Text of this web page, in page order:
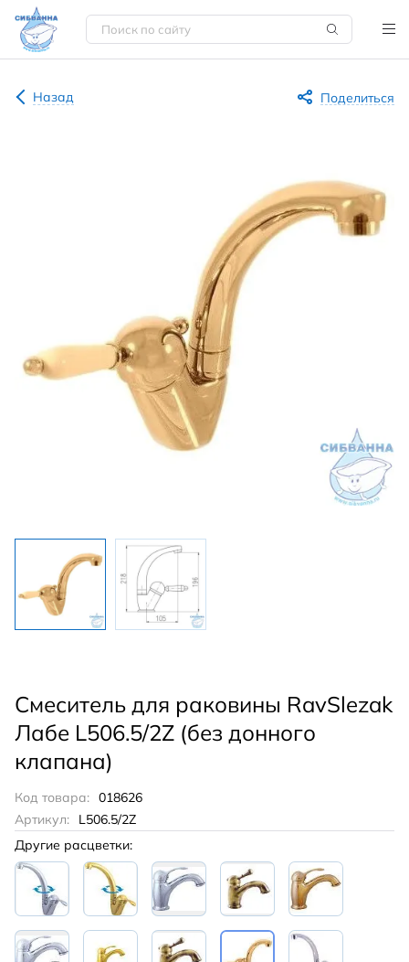
Назад Поделиться
Смеситель для раковины RavSlezak
Лабе L506.5/2Z (без донного
клапана)
Код товара: 018626
Артикул:
L506.5/2Z
Другие расцветки: